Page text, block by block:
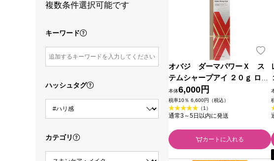
複数条件選択可能です
キーワード
ハッシュタグ
カテゴリ
オバジ ダーマパワーＸ ス
テムシャープアイ ２０ｇ ロー
ト製薬
本体6,000円
税率10％ 6,600円（税込）
（1）
通常3～5日以内に発送
カートに入れる